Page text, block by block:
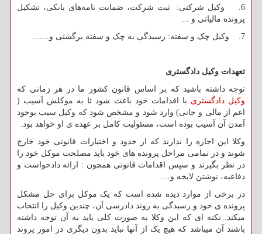
6. وکیل شرکتی: ثبت شرکت، ضمانت نامه‌های بانکی، تشکیل
پرونده مالیاتی و ...
7. وکیل چک و سفته: رسیدگی به چک و سفته برگشتی و.......
تعهدات وکیل دادگستری
توجه داشته باشید که بر اساس قانون کشور ما در هر زمانی که
وکیل دادگستری با اقدامات خود باعث شود تا به موکلش آسیب (
اعم از مالی و جانی) وارد شود و مشخص شود که وکیل سبب بوجود
آمدن آن آسیب بوده است، مسئولیت کامل بر عهده ی او خواهد بود.
وکلا این اجازه را ندارند که از حدود و اختیارات قانونی خود خارج
شوند و در تمامی مراحل پرونده های خود باید مصلحت موکل خود را
در نظر بگیرند و سپس اقدامات قانونی همچون : ارائه دادخواست و
دفاعیه، نوشتن لایحه و....
در برخی از موارد دیده شده است که یک موکل برای حل مشکل
پرونده ی خود و رسیدگی به روند دادرسی آن، چندین وکیل را انتخاب
میکند. نکته ای که این وکلا به صورت کلی باید به آن توجه داشته
باشند آن میباشد که هیچ یک از آنها نباید بدون دیگری در امور پروند